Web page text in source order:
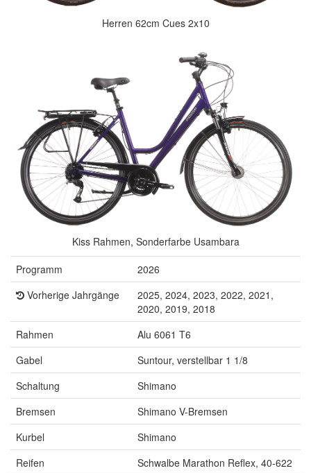
Herren 62cm Cues 2x10
Kiss Rahmen, Sonderfarbe Usambara
Programm
2026
Vorherige Jahrgänge
2025, 2024, 2023, 2022, 2021,
2020, 2019, 2018
Rahmen
Alu 6061 T6
Gabel
Suntour, verstellbar 1 1/8
Schaltung
Shimano
Bremsen
Shimano V-Bremsen
Kurbel
Shimano
Reifen
Schwalbe Marathon Reflex, 40-622